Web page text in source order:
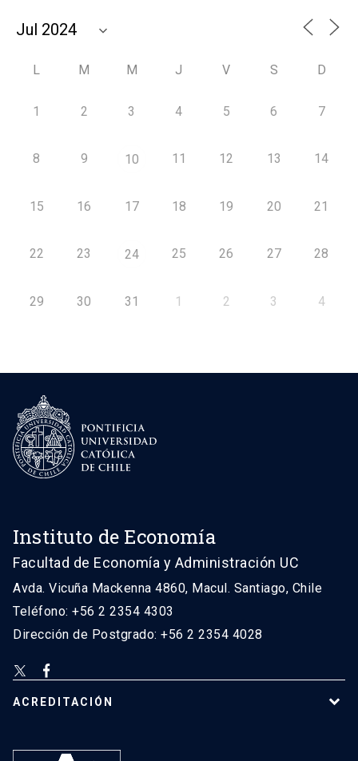
L M M J V S D
1 2 3 4 5 6 7
8 9 10 11 12 13 14
15 16 17 18 19 20 21
22 23 24 25 26 27 28
29 30 31 1 2 3 4
Instituto de Economía
Facultad de Economía y Administración UC
Avda. Vicuña Mackenna 4860, Macul. Santiago, Chile
Teléfono: +56 2 2354 4303
Dirección de Postgrado: +56 2 2354 4028
ACREDITACIÓN